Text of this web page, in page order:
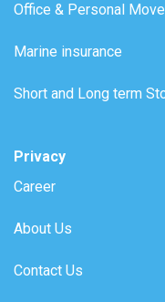
Office & Personal
Marine insurance
Short and Long term
Privacy
Career
About Us
Contact Us